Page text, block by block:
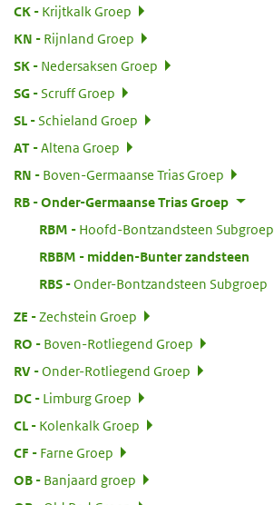
CK:
Krijtkalk Groep
KN
Rijnland Groep
SK:
Nedersaksen Groep
SG:
Scruff Groep
SL
Schieland Groep
AT:
Altena Groep
RN
Boven-Germaanse Trias Groep
RB:
Onder-Germaanse Trias Groep
RBM
Hoofd-Bontzandsteen Subgroep
RBBM
midden-Bunter zandsteen
RBS:
Onder-Bontzandsteen Subgroep
ZE
Zechstein Groep
RO
Boven-Rotliegend Groep
RV:
Onder-Rotliegend Groep
DC:
Limburg Groep
CL
Kolenkalk Groep
CF
Farne Groep
OB:
Banjaard groep